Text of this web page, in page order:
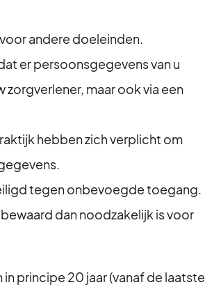
andere doeleinden.
er persoonsgegevens van u
maar ook via een
hebben zich verplicht om
tegen onbevoegde toegang.
dan noodzakelijk is voor
principe 20 jaar (vanaf de laatste